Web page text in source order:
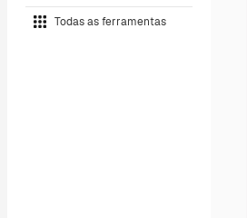
Todas as ferramentas